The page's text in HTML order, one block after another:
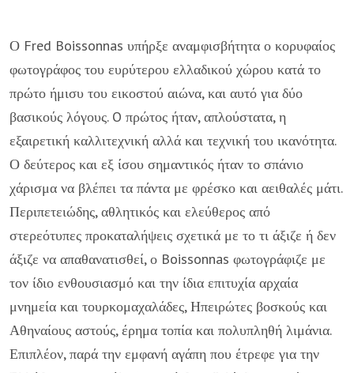
Ο Fred Boissonnas υπήρξε αναμφισβήτητα ο κορυφαίος
φωτογράφος του ευρύτερου ελλαδικού χώρου κατά το
πρώτο ήμισυ του εικοστού αιώνα, και αυτό για δύο
βασικούς λόγους. O πρώτος ήταν, απλούστατα, η
εξαιρετική καλλιτεχνική αλλά και τεχνική του ικανότητα.
Ο δεύτερος και εξ ίσου σημαντικός ήταν το σπάνιο
χάρισμα να βλέπει τα πάντα με φρέσκο και αειθαλές μάτι.
Περιπετειώδης, αθλητικός και ελεύθερος από
στερεότυπες προκαταλήψεις σχετικά με το τι άξιζε ή δεν
άξιζε να απαθανατισθεί, ο Boissonnas φωτογράφιζε με
τον ίδιο ενθουσιασμό και την ίδια επιτυχία αρχαία
μνημεία και τουρκομαχαλάδες, Ηπειρώτες βοσκούς και
Αθηναίους αστούς, έρημα τοπία και πολυπληθή λιμάνια.
Επιπλέον, παρά την εμφανή αγάπη που έτρεφε για την